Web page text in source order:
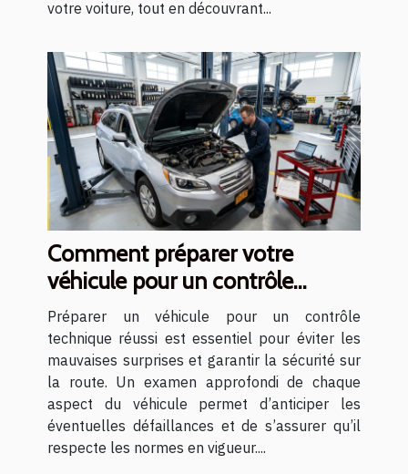
votre voiture, tout en découvrant...
Comment préparer votre
véhicule pour un contrôle
technique réussi ?
Préparer un véhicule pour un contrôle
technique réussi est essentiel pour éviter les
mauvaises surprises et garantir la sécurité sur
la route. Un examen approfondi de chaque
aspect du véhicule permet d’anticiper les
éventuelles défaillances et de s’assurer qu’il
respecte les normes en vigueur....